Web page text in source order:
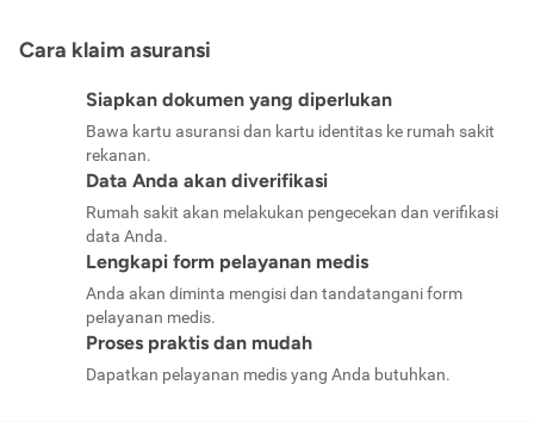
Cara klaim asuransi
Siapkan dokumen yang diperlukan
Bawa kartu asuransi dan kartu identitas ke rumah sakit
rekanan.
Data Anda akan diverifikasi
Rumah sakit akan melakukan pengecekan dan verifikasi
data Anda.
Lengkapi form pelayanan medis
Anda akan diminta mengisi dan tandatangani form
pelayanan medis.
Proses praktis dan mudah
Dapatkan pelayanan medis yang Anda butuhkan.